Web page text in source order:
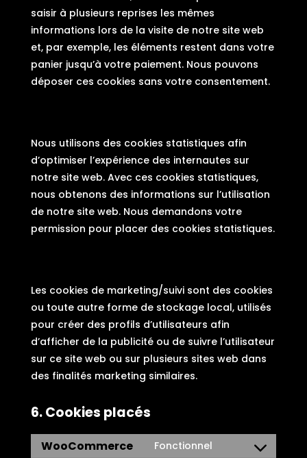
saisir à plusieurs reprises les mêmes
informations lors de la visite de notre site web
et, par exemple, les éléments restent dans votre
panier jusqu’à votre paiement. Nous pouvons
déposer ces cookies sans votre consentement.
Nous utilisons des cookies statistiques afin
d’optimiser l’expérience des internautes sur
notre site web. Avec ces cookies statistiques,
nous obtenons des informations sur l’utilisation
de notre site web. Nous demandons votre
permission pour placer des cookies statistiques.
Les cookies de marketing/suivi sont des cookies
ou toute autre forme de stockage local, utilisés
pour créer des profils d’utilisateurs afin
d’afficher de la publicité ou de suivre l’utilisateur
sur ce site web ou sur plusieurs sites web dans
des finalités marketing similaires.
6. Cookies placés
WooCommerce Fonctionnel
Consent